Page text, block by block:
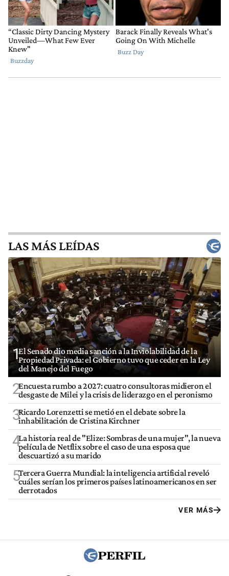
LAS MÁS LEÍDAS
1El Senado dio media sanción a la Inviolabilidad de la
Propiedad Privada: el Gobierno tuvo que ceder en la Ley
del Manejo del Fuego
2Encuesta rumbo a 2027: cuatro consultoras midieron el
desgaste de Milei y la crisis de liderazgo en el peronismo
3Ricardo Lorenzetti se metió en el debate sobre la
inhabilitación de Cristina Kirchner
4La historia real de "Elize: Sombras de una mujer", la nueva
película de Netflix sobre el caso de una esposa que
descuartizó a su marido
5Tercera Guerra Mundial: la inteligencia artificial reveló
cuáles serían los primeros países latinoamericanos en ser
derrotados
VER MÁS